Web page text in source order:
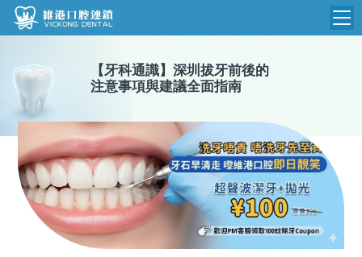
維港首頁
品牌介紹
環境設備
醫院新聞
收費標準
N
收費總表
植牙收費
根管收費
醫生團隊
門診時間
【 牙科通識】 深圳拔牙前後的
注意事項與建議全面指南